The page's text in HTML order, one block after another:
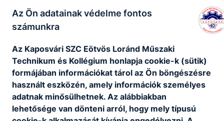
kísérővel, ma hajnalban elindult Görögországba, hogy
KA121-VET-000209368 azonosítószámú, az
Tanulóinak Szakmai Gyakorlata Görögországbancímű
Erasmus+ pályázat keretében. Hasznos időtöltést kívánunk
mindnyájuknak!
GALÉRIA
Az Ön adatainak védelme fontos
számunkra
Az Kaposvári SZC Eötvös Loránd Műszaki
Technikum és Kollégium honlapja cookie-k (sütik)
formájában információkat tárol az Ön böngészésre
használt eszközén, amely információk személyes
adatnak minősülhetnek. Az alábbiakban
lehetősége van dönteni arról, hogy mely típusú